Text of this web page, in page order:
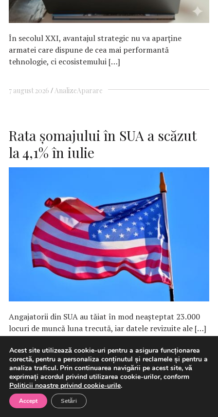
În secolul XXI, avantajul strategic nu va aparține
armatei care dispune de cea mai performantă
tehnologie, ci ecosistemului […]
7 august 2026 AnalizeAparare
Rata şomajului în SUA a scăzut
la 4,1% în iulie
Angajatorii din SUA au tăiat în mod neaşteptat 23.000
locuri de muncă luna trecută, iar datele revizuite ale […]
7 august 2026 International
Guvern: Eliberarea gratuită a
Acest site utilizează cookie-uri pentru a asigura funcționarea
corectă, pentru a personaliza conținutul și reclamele și pentru a
analiza traficul. Prin continuarea navigării pe acest site, vă
exprimați acordul privind utilizarea cookie-urilor, conform
Politicii noastre privind cookie-urile.
Accept Setări